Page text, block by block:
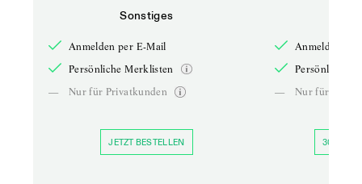
Sonstiges
Anmelden per E-Mail
Persönliche Merklisten
—
Nur für Privatkunden
JETZT BESTELLEN
Anmelden
Persönliche
—
Nur für
30 TAGE